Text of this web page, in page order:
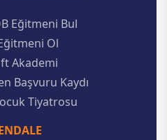
Eğitmeni Bul
Ol
Akademi
Başvuru Kaydı
Tiyatrosu